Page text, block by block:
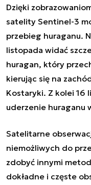
Dzięki
satelity Sentinel-3
przebieg huraganu.
listopada widać
huragan, który
kierując się na
Kostaryki. Z kolei 16
uderzenie huraganu
Satelitarne
niemożliwych do
zdobyć innymi
dokładne i częste